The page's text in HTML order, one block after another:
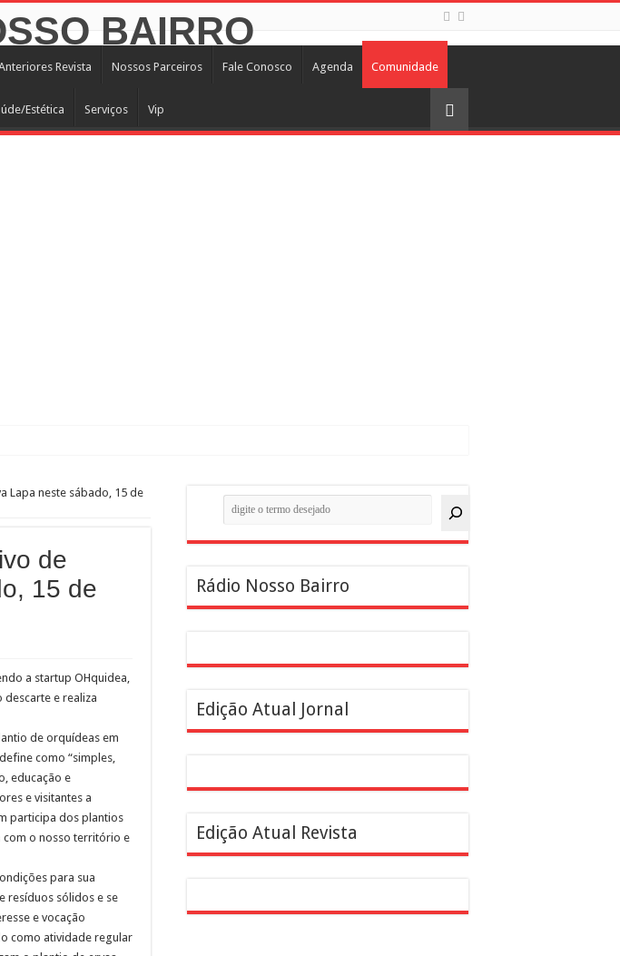
Revista Nossos Parceiros Fale Conosco Agenda Comunidade
Estética Serviços Vip
de São Paulo
SP
Civil
Lapa neste sábado, 15 de
de
15 de
a startup OHquidea,
e realiza
de orquídeas em
como “simples,
educação e
e visitantes a
participa dos plantios
com o nosso território e
para sua
resíduos sólidos e se
e vocação
como atividade regular
Pesquisar
Rádio Nosso Bairro
Edição Atual Jornal
Edição Atual Revista